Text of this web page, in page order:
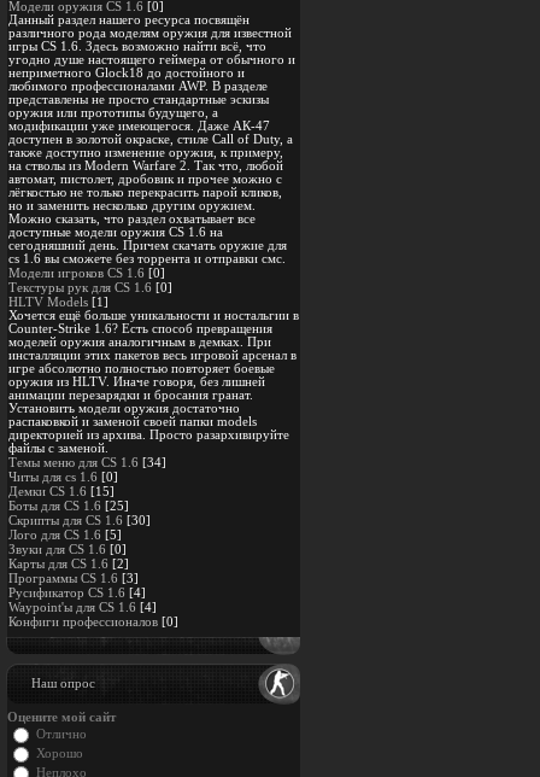
Модели оружия CS 1.6 [0]
Данный раздел нашего ресурса посвящён
различного рода моделям оружия для известной
игры CS 1.6. Здесь возможно найти всё, что
угодно душе настоящего геймера от обычного и
неприметного Glock18 до достойного и
любимого профессионалами AWP. В разделе
представлены не просто стандартные эскизы
оружия или прототипы будущего, а
модификации уже имеющегося. Даже АК-47
доступен в золотой окраске, стиле Call of Duty, а
также доступно изменение оружия, к примеру,
на стволы из Modern Warfare 2. Так что, любой
автомат, пистолет, дробовик и прочее можно с
лёгкостью не только перекрасить парой кликов,
но и заменить несколько другим оружием.
Можно сказать, что раздел охватывает все
доступные модели оружия CS 1.6 на
сегодняшний день. Причем скачать оружие для
cs 1.6 вы сможете без торрента и отправки смс.
Модели игроков CS 1.6 [0]
Текстуры рук для CS 1.6 [0]
HLTV Models [1]
Хочется ещё больше уникальности и ностальгии в
Counter-Strike 1.6? Есть способ превращения
моделей оружия аналогичным в демках. При
инсталляции этих пакетов весь игровой арсенал в
игре абсолютно полностью повторяет боевые
оружия из HLTV. Иначе говоря, без лишней
анимации перезарядки и бросания гранат.
Установить модели оружия достаточно
распаковкой и заменой своей папки models
директорией из архива. Просто разархивируйте
файлы с заменой.
Темы меню для CS 1.6 [34]
Читы для cs 1.6 [0]
Демки CS 1.6 [15]
Боты для CS 1.6 [25]
Скрипты для CS 1.6 [30]
Лого для CS 1.6 [5]
Звуки для CS 1.6 [0]
Карты для CS 1.6 [2]
Программы CS 1.6 [3]
Русификатор CS 1.6 [4]
Waypoint'ы для CS 1.6 [4]
Конфиги профессионалов [0]
Наш опрос
Оцените мой сайт
Отлично
Хорошо
Неплохо